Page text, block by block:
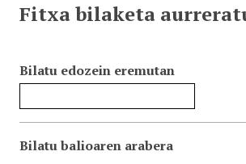
Fitxa bilaketa
Bilatu edozein eremutan
Bilatu balioaren arabera